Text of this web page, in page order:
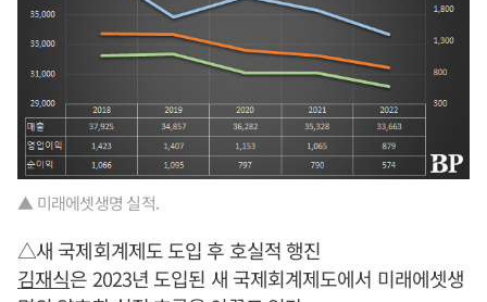
▲ 미래에셋생명 실적.
△새 국제회계제도 도입 후 호실적 행진
김재식은 2023년 도입된 새 국제회계제도에서 미래에셋생